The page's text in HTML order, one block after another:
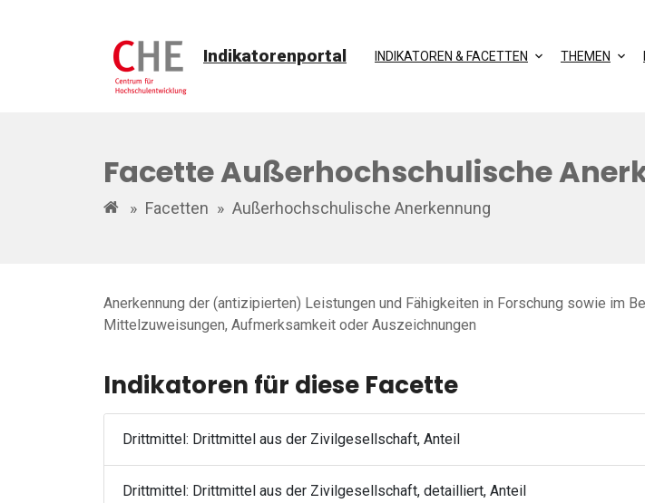
Indikatorenportal INDIKATOREN & FACETTEN THEMEN
Facette Außerhochschulische
» Facetten » Außerhochschulische Anerkennung
Anerkennung der (antizipierten) Leistungen und Fähigkeiten in Forschung sowie im
Mittelzuweisungen, Aufmerksamkeit oder Auszeichnungen
Indikatoren für diese Facette
Drittmittel: Drittmittel aus der Zivilgesellschaft, Anteil
Drittmittel: Drittmittel aus der Zivilgesellschaft, detailliert, Anteil